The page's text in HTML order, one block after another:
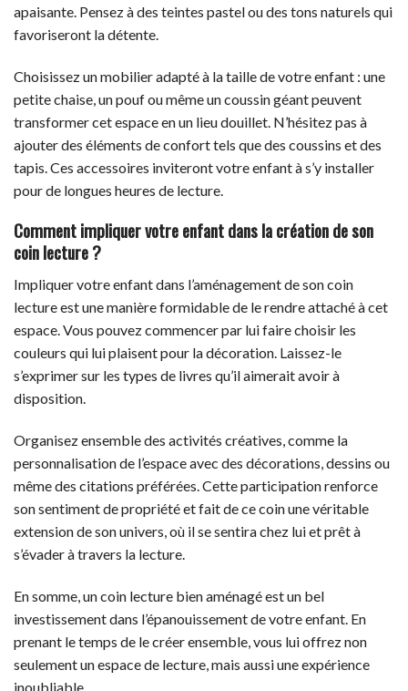
apaisante. Pensez à des teintes pastel ou des tons naturels qui
favoriseront la détente.
Choisissez un mobilier adapté à la taille de votre enfant : une
petite chaise, un pouf ou même un coussin géant peuvent
transformer cet espace en un lieu douillet. N’hésitez pas à
ajouter des éléments de confort tels que des coussins et des
tapis. Ces accessoires inviteront votre enfant à s’y installer
pour de longues heures de lecture.
Comment impliquer votre enfant dans la création de son
coin lecture ?
Impliquer votre enfant dans l’aménagement de son coin
lecture est une manière formidable de le rendre attaché à cet
espace. Vous pouvez commencer par lui faire choisir les
couleurs qui lui plaisent pour la décoration. Laissez-le
s’exprimer sur les types de livres qu’il aimerait avoir à
disposition.
Organisez ensemble des activités créatives, comme la
personnalisation de l’espace avec des décorations, dessins ou
même des citations préférées. Cette participation renforce
son sentiment de propriété et fait de ce coin une véritable
extension de son univers, où il se sentira chez lui et prêt à
s’évader à travers la lecture.
En somme, un coin lecture bien aménagé est un bel
investissement dans l’épanouissement de votre enfant. En
prenant le temps de le créer ensemble, vous lui offrez non
seulement un espace de lecture, mais aussi une expérience
inoubliable.